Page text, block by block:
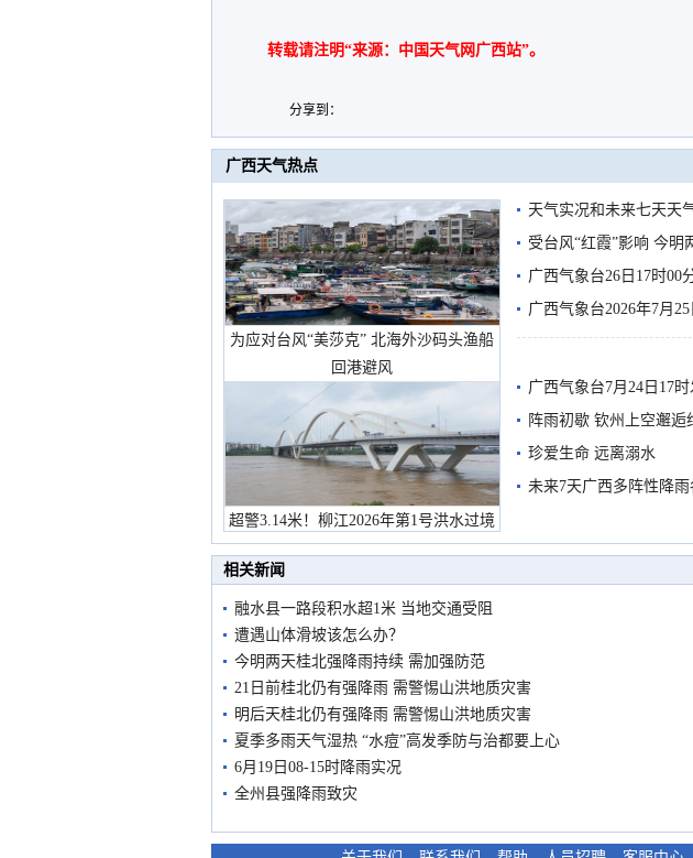
转载请注明“来源：中国天气网广西站”。
分享到：
广西天气热点
为应对台风“美莎克” 北海外沙码头渔船
回港避风
超警3.14米！柳江2026年第1号洪水过境
市民在堤岸见证汛况
天气实况和未来七天天
受台风“红霞”影响 今
有较强降雨
广西气象台26日17时00
广西气象台2026年7月
预警
广西气象台7月24日17
阵雨初歇 钦州上空邂逅
珍爱生命 远离溺水
未来7天广西多阵性降
相关新闻
融水县一路段积水超1米 当地交通受阻
遭遇山体滑坡该怎么办？
今明两天桂北强降雨持续 需加强防范
21日前桂北仍有强降雨 需警惕山洪地质灾害
明后天桂北仍有强降雨 需警惕山洪地质灾害
夏季多雨天气湿热 “水痘”高发季防与治都要上心
6月19日08-15时降雨实况
全州县强降雨致灾